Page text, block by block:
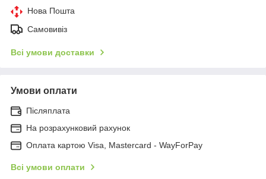
Нова Пошта
Самовивіз
Всі умови доставки
Умови оплати
Післяплата
На розрахунковий рахунок
Оплата картою Visa, Mastercard - WayForPay
Всі умови оплати